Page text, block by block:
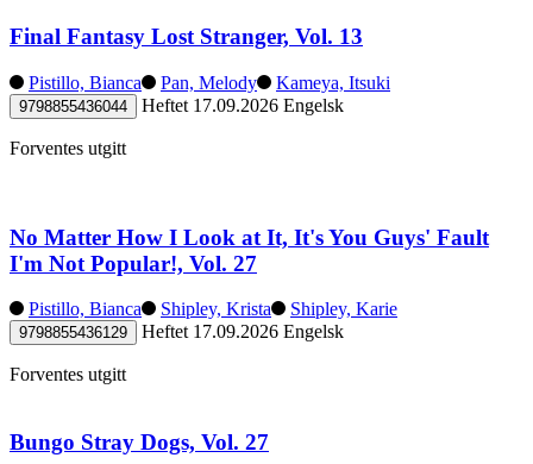
Final Fantasy Lost Stranger, Vol. 13
Pistillo, Bianca Pan, Melody Kameya, Itsuki
9798855436044 Heftet 17.09.2026 Engelsk
Forventes utgitt
No Matter How I Look at It, It's You Guys' Fault
I'm Not Popular!, Vol. 27
Pistillo, Bianca Shipley, Krista Shipley, Karie
9798855436129 Heftet 17.09.2026 Engelsk
Forventes utgitt
Bungo Stray Dogs, Vol. 27